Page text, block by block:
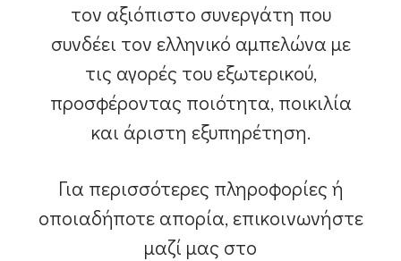
τον αξιόπιστο συνεργάτη που
συνδέει τον ελληνικό αμπελώνα με
τις αγορές του εξωτερικού,
προσφέροντας ποιότητα, ποικιλία
και άριστη εξυπηρέτηση.
Για περισσότερες πληροφορίες ή
οποιαδήποτε απορία, επικοινωνήστε
μαζί μας στο